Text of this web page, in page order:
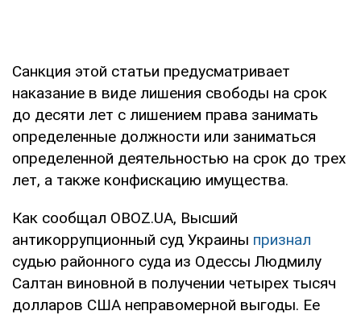
Санкция этой статьи предусматривает
наказание в виде лишения свободы на срок
до десяти лет с лишением права занимать
определенные должности или заниматься
определенной деятельностью на срок до трех
лет, а также конфискацию имущества.
Как сообщал OBOZ.UA, Высший
антикоррупционный суд Украины признал
судью районного суда из Одессы Людмилу
Салтан виновной в получении четырех тысяч
долларов США неправомерной выгоды. Ее